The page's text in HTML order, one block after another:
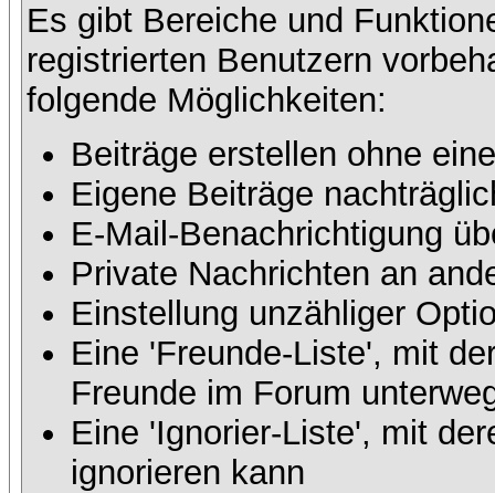
Es gibt Bereiche und
registrierten Benutzern
folgende Möglichkeiten:
Beiträge erstellen ohne
Eigene Beiträge
E-Mail-Benachrichtigung
Private Nachrichten an
Einstellung unzähliger
Eine 'Freunde-Liste', mit
Freunde im Forum
Eine 'Ignorier-Liste', mit
ignorieren kann